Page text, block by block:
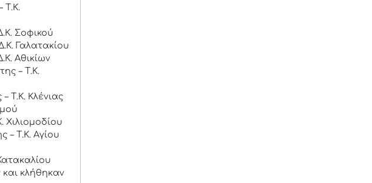
Τ.Κ.
Σοφικού
Γαλατακίου
Αθικίων
– Τ.Κ.
Τ.Κ. Κλένιας
Χιλιομοδίου
– Τ.Κ. Αγίου
κλήθηκαν